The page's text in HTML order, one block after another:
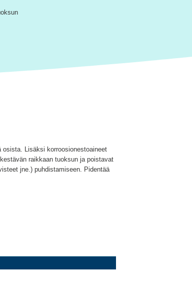
Lisäksi korroosionestoaineet
raikkaan tuoksun ja poistavat
jne.) puhdistamiseen. Pidentää